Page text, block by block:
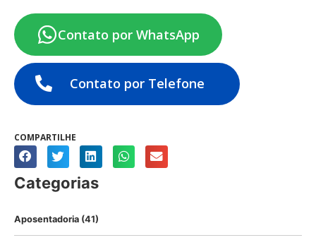
Contato por WhatsApp
Contato por Telefone
COMPARTILHE
Categorias
Aposentadoria (41)